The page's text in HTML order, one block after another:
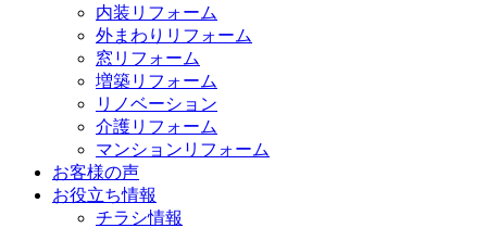
内装リフォーム
外まわりリフォーム
窓リフォーム
増築リフォーム
リノベーション
介護リフォーム
マンションリフォーム
お客様の声
お役立ち情報
チラシ情報